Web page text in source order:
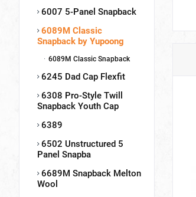
6007 5-Panel Snapback
6089M Classic
Snapback by Yupoong
6089M Classic Snapback
6245 Dad Cap Flexfit
6308 Pro-Style Twill
Snapback Youth Cap
6389
6502 Unstructured 5
Panel Snapba
6689M Snapback Melton
Wool